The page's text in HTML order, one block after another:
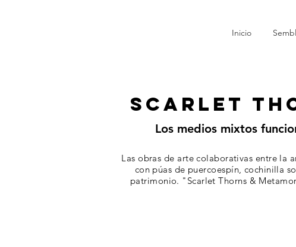
Inicio
SCARLET
Los medios mixtos
Las obras de arte colaborativas entre la
con púas de puercoespín, cochinilla
patrimonio. "Scarlet Thorns &